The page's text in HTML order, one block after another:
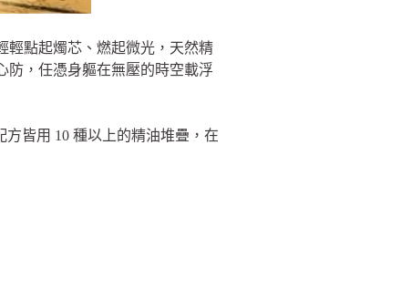
輕點起燭芯、燃起微光，天然精
防，任憑身軀在無壓的時空載浮
方皆用 10 種以上的精油堆疊，在